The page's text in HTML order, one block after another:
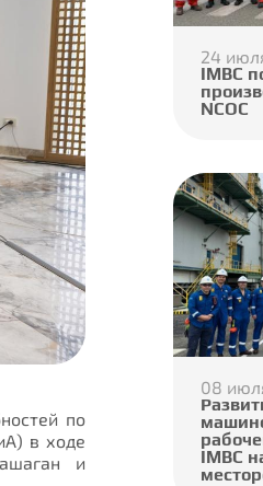
по
в ходе
и
24
IMBC
NCOC
08
IMBC